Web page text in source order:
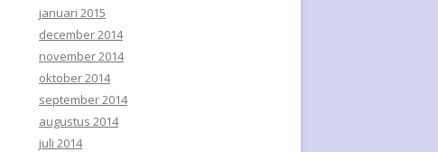
januari 2015
december 2014
november 2014
oktober 2014
september 2014
augustus 2014
juli 2014